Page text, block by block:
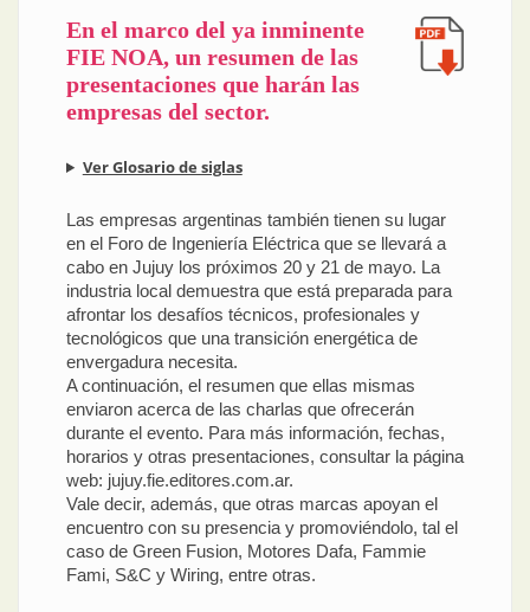
En el marco del ya inminente
FIE NOA, un resumen de las
presentaciones que harán las
empresas del sector.
Ver Glosario de siglas
Las empresas argentinas también tienen su lugar
en el Foro de Ingeniería Eléctrica que se llevará a
cabo en Jujuy los próximos 20 y 21 de mayo. La
industria local demuestra que está preparada para
afrontar los desafíos técnicos, profesionales y
tecnológicos que una transición energética de
envergadura necesita.
A continuación, el resumen que ellas mismas
enviaron acerca de las charlas que ofrecerán
durante el evento. Para más información, fechas,
horarios y otras presentaciones, consultar la página
web: jujuy.fie.editores.com.ar.
Vale decir, además, que otras marcas apoyan el
encuentro con su presencia y promoviéndolo, tal el
caso de Green Fusion, Motores Dafa, Fammie
Fami, S&C y Wiring, entre otras.